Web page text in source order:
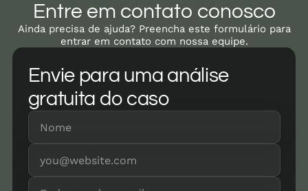
Entre em contato conosco
Ainda precisa de ajuda? Preencha este formulário para
entrar em contato com nossa equipe.
Envie para uma análise
gratuita do caso